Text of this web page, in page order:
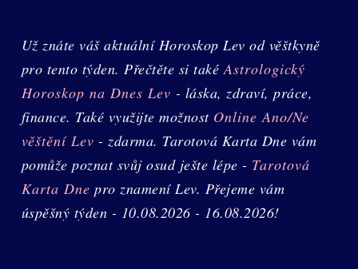
Už znáte váš aktuální Horoskop Lev od věštkyně
pro tento týden. Přečtěte si také Astrologický
Horoskop na Dnes Lev - láska, zdraví, práce,
finance. Také využijte možnost Online Ano/Ne
věštění Lev - zdarma. Tarotová Karta Dne vám
pomůže poznat svůj osud ješte lépe - Tarotová
Karta Dne pro znamení Lev. Přejeme vám
úspěšný týden - 10.08.2026 - 16.08.2026!